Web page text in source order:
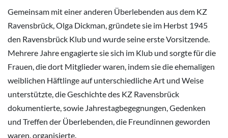
Gemeinsam mit einer anderen Überlebenden aus dem KZ
Ravensbrück, Olga Dickman, gründete sie im Herbst 1945
den Ravensbrück Klub und wurde seine erste Vorsitzende.
Mehrere Jahre engagierte sie sich im Klub und sorgte für die
Frauen, die dort Mitglieder waren, indem sie die ehemaligen
weiblichen Häftlinge auf unterschiedliche Art und Weise
unterstützte, die Geschichte des KZ Ravensbrück
dokumentierte, sowie Jahrestagbegegnungen, Gedenken
und Treffen der Überlebenden, die Freundinnen geworden
waren, organisierte.